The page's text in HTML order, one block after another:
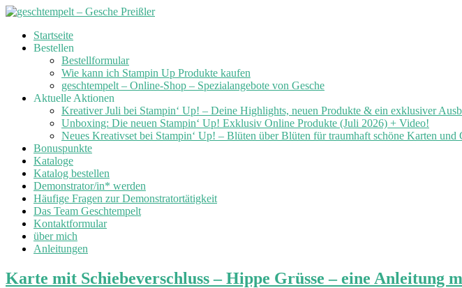
Skip
Startseite
Bestellen
Bestellformular
Wie kann ich Stampin Up Produkte kaufen
geschtempelt – Online-Shop – Spezialangebote von Gesche
Aktuelle Aktionen
Kreativer Juli bei Stampin‘ Up! – Deine Highlights, neuen Produkte & ein exklusiver
Unboxing: Die neuen Stampin‘ Up! Exklusiv Online Produkte (Juli 2026) + Video!
Neues Kreativset bei Stampin‘ Up! – Blüten über Blüten für traumhaft schöne Karten und
Bonuspunkte
Kataloge
Katalog bestellen
Demonstrator/in* werden
Häufige Fragen zur Demonstratortätigkeit
Das Team Geschtempelt
Kontaktformular
über mich
Anleitungen
Karte mit Schiebeverschluss – Hippe Grüsse – eine Anleitung